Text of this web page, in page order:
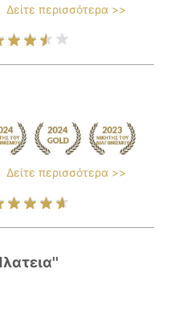
Δείτε περισσότερα >>
Δείτε περισσότερα >>